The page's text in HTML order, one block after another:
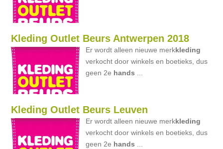
Kleding Outlet Beurs Antwerpen 2018
Er wordt alleen nieuwe merkkleding
verkocht door winkels en boetieks, dus
geen 2e hands
Kleding Outlet Beurs Leuven
Er wordt alleen nieuwe merkkleding
verkocht door winkels en boetieks, dus
geen 2e hands